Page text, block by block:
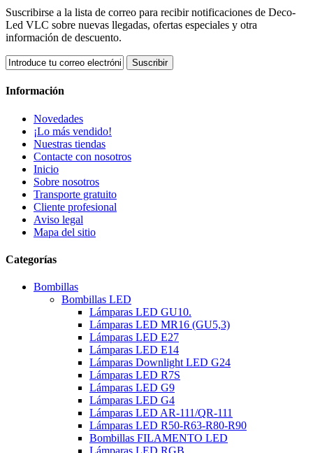
Suscribirse a la lista de correo para recibir notificaciones de Deco-
Led VLC sobre nuevas llegadas, ofertas especiales y otra
información de descuento.
Suscribir
Información
Novedades
¡Lo más vendido!
Nuestras tiendas
Contacte con nosotros
Inicio
Sobre nosotros
Transporte gratuito
Cliente profesional
Aviso legal
Mapa del sitio
Categorías
Bombillas
Bombillas LED
Lámparas LED GU10.
Lámparas LED MR16 (GU5,3)
Lámparas LED E27
Lámparas LED E14
Lámparas Downlight LED G24
Lámparas LED R7S
Lámparas LED G9
Lámparas LED G4
Lámparas LED AR-111/QR-111
Lámparas LED R50-R63-R80-R90
Bombillas FILAMENTO LED